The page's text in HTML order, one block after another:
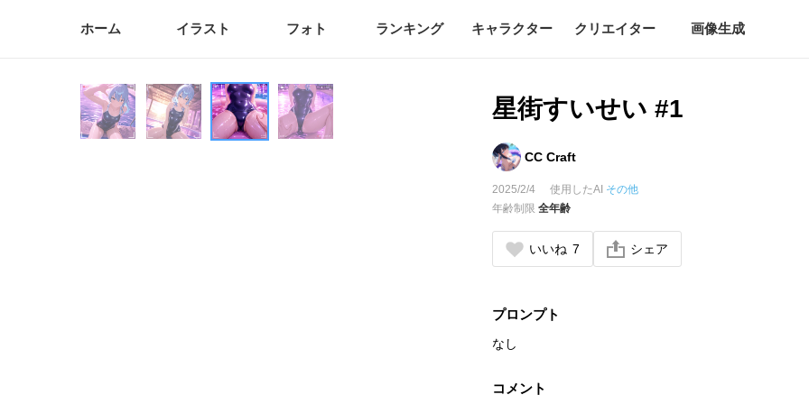
ホーム イラスト フォト ランキング キャラクター クリエイター 画像生成
星街すいせい #1
CC Craft
2025/2/4 使用したAI その他
年齢制限全年齢
いいね 7 シェア
プロンプト
なし
コメント